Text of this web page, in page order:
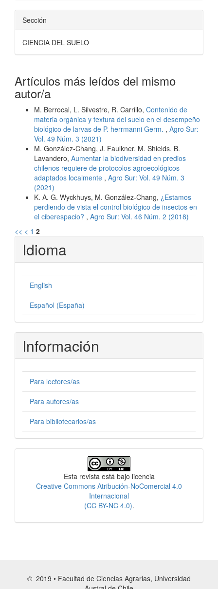
Sección
CIENCIA DEL SUELO
Artículos más leídos del mismo
autor/a
M. Berrocal, L. Silvestre, R. Carrillo, Contenido de
materia orgánica y textura del suelo en el desempeño
biológico de larvas de P. herrmanni Germ. , Agro Sur:
Vol. 49 Núm. 3 (2021)
M. González-Chang, J. Faulkner, M. Shields, B.
Lavandero, Aumentar la biodiversidad en predios
chilenos requiere de protocolos agroecológicos
adaptados localmente , Agro Sur: Vol. 49 Núm. 3
(2021)
K. A. G. Wyckhuys, M. González-Chang, ¿Estamos
perdiendo de vista el control biológico de insectos en
el ciberespacio? , Agro Sur: Vol. 46 Núm. 2 (2018)
<< < 1 2
Idioma
English
Español (España)
Información
Para lectores/as
Para autores/as
Para bibliotecarios/as
Esta revista está bajo licencia
Creative Commons Atribución-NoComercial 4.0
Internacional
(CC BY-NC 4.0).
© 2019 • Facultad de Ciencias Agrarias, Universidad